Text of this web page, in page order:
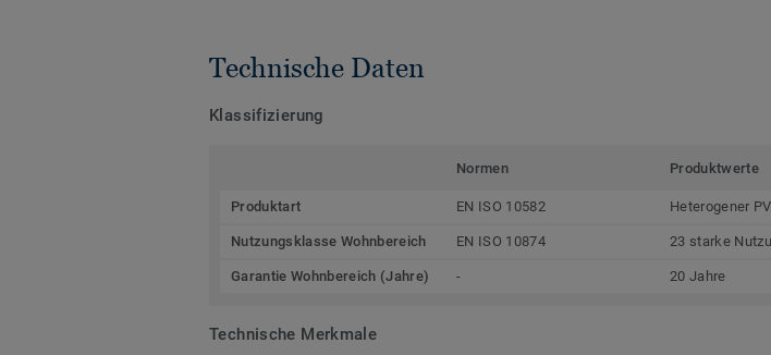
Technische Daten
Klassifizierung
Normen Produktwerte
Produktart EN ISO 10582 Heterogener
Nutzungsklasse Wohnbereich EN ISO 10874 23 starke
Garantie Wohnbereich (Jahre) - 20 Jahre
Technische Merkmale